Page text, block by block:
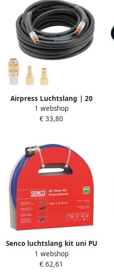
Airpress Luchtslang | 20
bar | 1 4" | 10 m | 14 x
8mm | incl nippels 40490
1 webshop
€ 33,80
Senco luchtslang kit uni PU
10 mtr x 10 0 mm. 4000670
1 webshop
€ 62,61